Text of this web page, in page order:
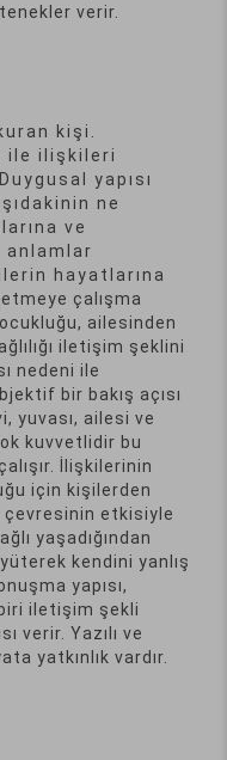
verir.
kişi.
ile ilişkileri
yapısı
ne
ve
anlamlar
hayatlarına
çalışma
ailesinden
iletişim şeklini
nedeni ile
bir bakış açısı
yuvası, ailesi ve
kuvvetlidir bu
İlişkilerinin
için kişilerden
çevresinin etkisiyle
yaşadığından
kendini yanlış
yapısı,
biri iletişim şekli
verir. Yazılı ve
yatkınlık vardır.